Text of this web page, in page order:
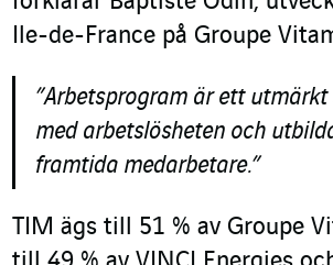
Ile-de-France på Groupe
”Arbetsprogram är ett
med arbetslösheten och
framtida medarbetare.”
TIM ägs till 51 % av Groupe